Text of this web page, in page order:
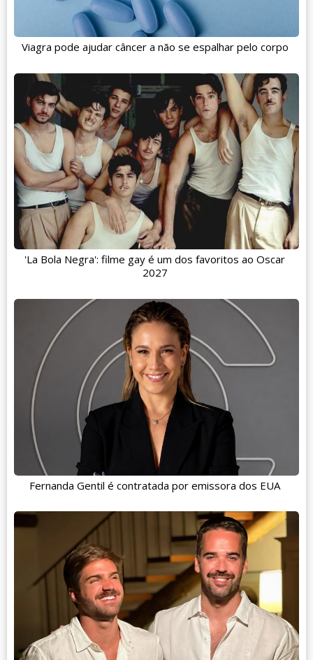
Viagra pode ajudar câncer a não se espalhar pelo corpo
'La Bola Negra': filme gay é um dos favoritos ao Oscar
2027
Fernanda Gentil é contratada por emissora dos EUA